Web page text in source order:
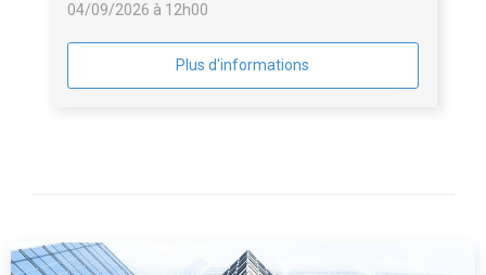
04/09/2026 à 12h00
Plus d'informations